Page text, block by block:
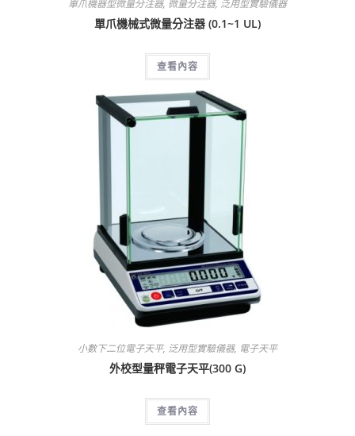
單爪機器型微量分注器, 微量分注器, 泛用型實驗儀器
單爪機械式微量分注器 (0.1~1 UL)
查看內容
小數下二位電子天平, 泛用型實驗儀器, 電子天平
外校型量秤電子天平(300 G)
查看內容